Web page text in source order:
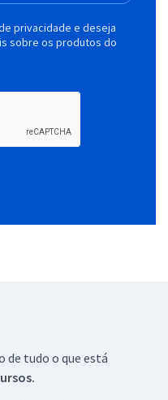
privacidade e deseja
sobre os produtos do
de tudo o que está